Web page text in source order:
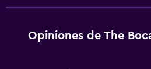
Espacio de almacenamiento
Salud y seguridad
Opiniones de The